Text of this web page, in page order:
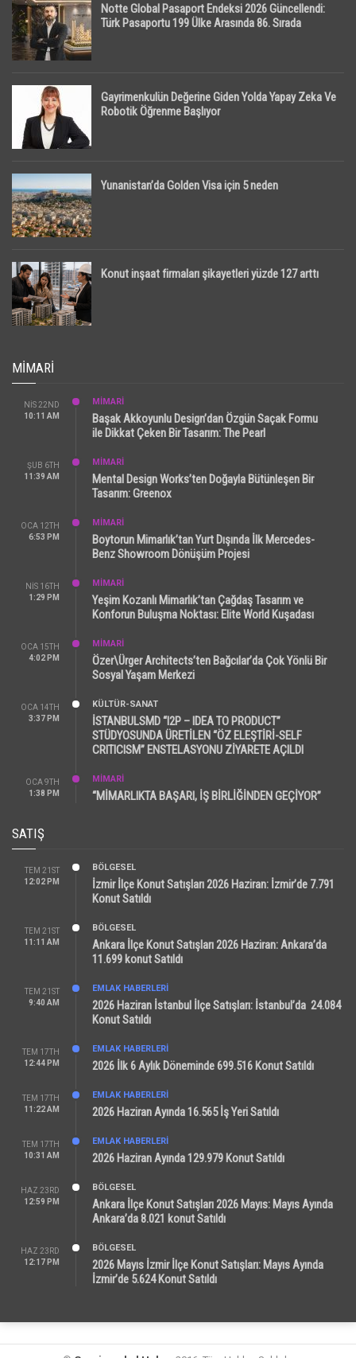
Notte Global Pasaport Endeksi 2026 Güncellendi:
Türk Pasaportu 199 Ülke Arasında 86. Sırada
Gayrimenkulün Değerine Giden Yolda Yapay Zeka Ve
Robotik Öğrenme Başlıyor
Yunanistan’da Golden Visa için 5 neden
Konut inşaat firmaları şikayetleri yüzde 127 arttı
MIMARI
NIS 22ND
10:11 AM
MİMARİ
Başak Akkoyunlu Design’dan Özgün Saçak Formu
ile Dikkat Çeken Bir Tasarım: The Pearl
ŞUB 6TH
11:39 AM
MİMARİ
Mental Design Works’ten Doğayla Bütünleşen Bir
Tasarım: Greenox
OCA 12TH
6:53 PM
MİMARİ
Boytorun Mimarlık’tan Yurt Dışında İlk Mercedes-
Benz Showroom Dönüşüm Projesi
NIS 16TH
1:29 PM
MİMARİ
Yeşim Kozanlı Mimarlık’tan Çağdaş Tasarım ve
Konforun Buluşma Noktası: Elite World Kuşadası
OCA 15TH
4:02 PM
MİMARİ
Özer\Ürger Architects’ten Bağcılar’da Çok Yönlü Bir
Sosyal Yaşam Merkezi
OCA 14TH
3:37 PM
KÜLTÜR-SANAT
İSTANBULSMD “I2P – IDEA TO PRODUCT”
STÜDYOSUNDA ÜRETİLEN “ÖZ ELEŞTİRİ-SELF
CRITICISM” ENSTELASYONU ZİYARETE AÇILDI
OCA 9TH
1:38 PM
MİMARİ
“MİMARLIKTA BAŞARI, İŞ BİRLİĞİNDEN GEÇİYOR”
SATIŞ
TEM 21ST
12:02 PM
BÖLGESEL
İzmir İlçe Konut Satışları 2026 Haziran: İzmir’de 7.791
Konut Satıldı
TEM 21ST
11:11 AM
BÖLGESEL
Ankara İlçe Konut Satışları 2026 Haziran: Ankara’da
11.699 konut Satıldı
TEM 21ST
9:40 AM
EMLAK HABERLERI
2026 Haziran İstanbul İlçe Satışları: İstanbul’da 24.084
Konut Satıldı
TEM 17TH
12:44 PM
EMLAK HABERLERI
2026 İlk 6 Aylık Döneminde 699.516 Konut Satıldı
TEM 17TH
11:22 AM
EMLAK HABERLERI
2026 Haziran Ayında 16.565 İş Yeri Satıldı
TEM 17TH
10:31 AM
EMLAK HABERLERI
2026 Haziran Ayında 129.979 Konut Satıldı
HAZ 23RD
12:59 PM
BÖLGESEL
Ankara İlçe Konut Satışları 2026 Mayıs: Mayıs Ayında
Ankara’da 8.021 konut Satıldı
HAZ 23RD
12:17 PM
BÖLGESEL
2026 Mayıs İzmir İlçe Konut Satışları: Mayıs Ayında
İzmir’de 5.624 Konut Satıldı